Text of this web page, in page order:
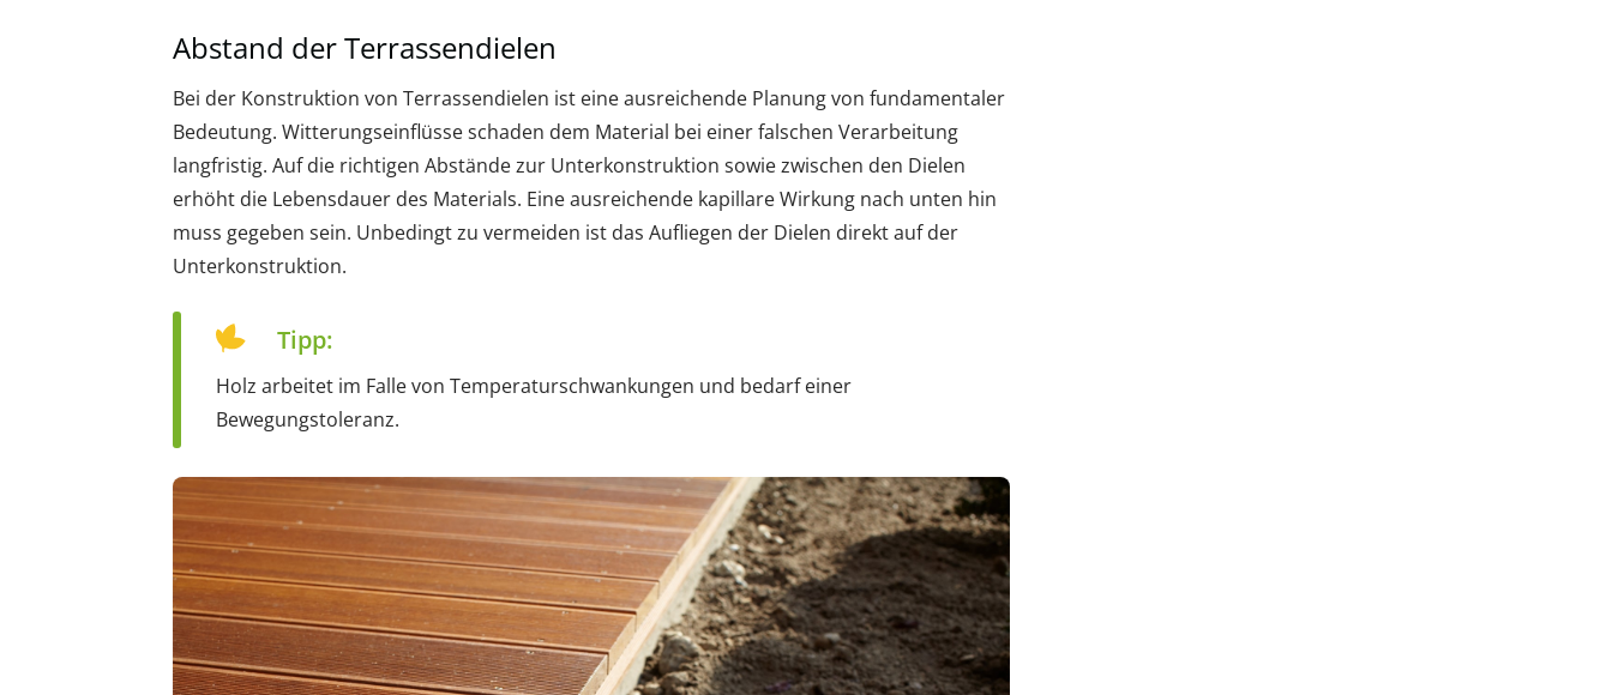
Abstand der Terrassendielen
Bei der Konstruktion von Terrassendielen ist eine ausreichende Planung von fundamentaler
Bedeutung. Witterungseinflüsse schaden dem Material bei einer falschen Verarbeitung
langfristig. Auf die richtigen Abstände zur Unterkonstruktion sowie zwischen den Dielen
erhöht die Lebensdauer des Materials. Eine ausreichende kapillare Wirkung nach unten hin
muss gegeben sein. Unbedingt zu vermeiden ist das Aufliegen der Dielen direkt auf der
Unterkonstruktion.
Tipp:
Holz arbeitet im Falle von Temperaturschwankungen und bedarf einer
Bewegungstoleranz.